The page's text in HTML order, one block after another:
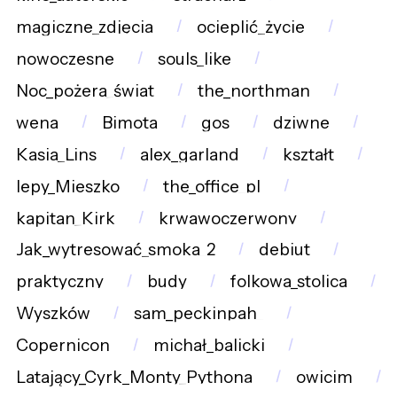
magiczne_zdjęcia
ocieplić_życie
nowoczesne
souls_like
Noc_pożera_świat
the_northman
wena
Bimota gos
dziwne
Kasia_Lins
alex_garland
kształt
lepy_Mieszko
the_office_pl
kapitan_Kirk
krwawoczerwony
Jak_wytresować_smoka_2
debiut
praktyczny
budy
folkowa_stolica
Wyszków
sam_peckinpah_
Copernicon
michał_balicki
Latający_Cyrk_Monty_Pythona
owicim